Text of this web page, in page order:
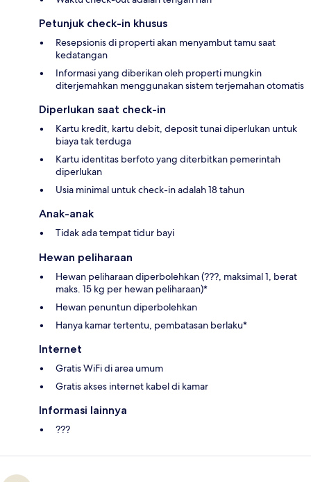
Petunjuk check-in khusus
Resepsionis di properti akan menyambut tamu saat
kedatangan
Informasi yang diberikan oleh properti mungkin
diterjemahkan menggunakan sistem terjemahan otomatis
Diperlukan saat check-in
Kartu kredit, kartu debit, deposit tunai diperlukan untuk
biaya tak terduga
Kartu identitas berfoto yang diterbitkan pemerintah
diperlukan
Usia minimal untuk check-in adalah 18 tahun
Anak-anak
Tidak ada tempat tidur bayi
Hewan peliharaan
Hewan peliharaan diperbolehkan (???, maksimal 1, berat
maks. 15 kg per hewan peliharaan)*
Hewan penuntun diperbolehkan
Hanya kamar tertentu, pembatasan berlaku*
Internet
Gratis WiFi di area umum
Gratis akses internet kabel di kamar
Informasi lainnya
???